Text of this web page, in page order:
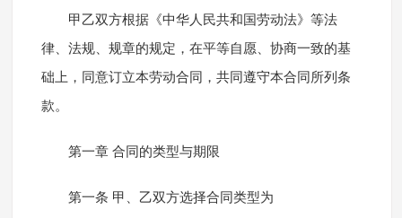
甲乙双方根据《中华人民共和国劳动法》等法
律、法规、规章的规定，在平等自愿、协商一致的基
础上，同意订立本劳动合同，共同遵守本合同所列条
款。
第一章 合同的类型与期限
第一条 甲、乙双方选择合同类型为